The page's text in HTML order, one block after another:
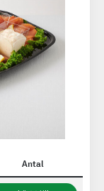
Antal